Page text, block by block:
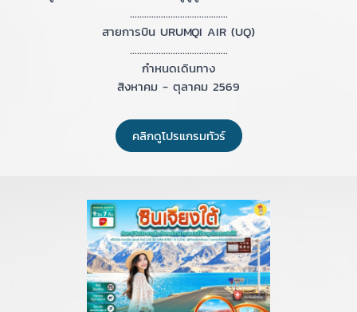
.........................................
สายการบิน URUMQI AIR (UQ)
.........................................
กำหนดเดินทาง
สิงหาคม - ตุลาคม 2569
คลิกดูโปรแกรมทัวร์